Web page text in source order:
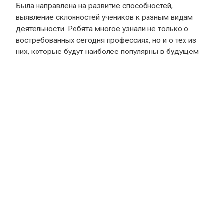
Была направлена на развитие способностей,
выявление склонностей учеников к разным видам
деятельности. Ребята многое узнали не только о
востребованных сегодня профессиях, но и о тех из
них, которые будут наиболее популярны в будущем